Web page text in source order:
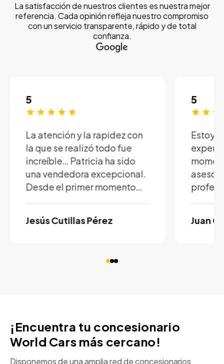
La satisfacción de nuestros clientes es nuestra mejor
referencia. Cada opinión refleja nuestro compromiso
con un servicio transparente, rápido y de total
confianza.
5
La atención y la rapidez con
la que se realizó todo fue
increíble… Patricia ha sido
una vendedora excepcional.
Desde el primer momento
se agradece muchísimo. Nos
prisas y nos hizo sentir
realmente se preocupa por
las personas. Gracias a ella
conseguimos el coche
Jesús Cutillas Pérez
5
Estoy
asesor
dudas
Juan
¡Encuentra tu concesionario
World Cars más cercano!
Disponemos de una amplia red de concesionarios